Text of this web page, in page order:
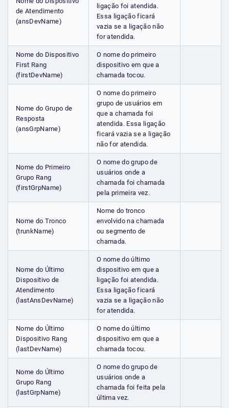
de Atendimento
(ansDevName)
ligação foi atendida.
Essa ligação ficará
vazia se a ligação não
for atendida.
Nome do Dispositivo
First Rang
(firstDevName)
O nome do primeiro
dispositivo em que a
chamada tocou.
Nome do Grupo de
Resposta
(ansGrpName)
O nome do primeiro
grupo de usuários em
que a chamada foi
atendida. Essa ligação
ficará vazia se a ligação
não for atendida.
Nome do Primeiro
Grupo Rang
(firstGrpName)
O nome do grupo de
usuários onde a
chamada foi chamada
pela primeira vez.
Nome do Tronco
(trunkName)
Nome do tronco
envolvido na chamada
ou segmento de
chamada.
Nome do Último
Dispositivo de
Atendimento
(lastAnsDevName)
O nome do último
dispositivo em que a
ligação foi atendida.
Essa ligação ficará
vazia se a ligação não
for atendida.
Nome do Último
Dispositivo Rang
(lastDevName)
O nome do último
dispositivo em que a
chamada tocou.
Nome do Último
Grupo Rang
(lastGrpName)
O nome do grupo de
usuários onde a
chamada foi feita pela
última vez.